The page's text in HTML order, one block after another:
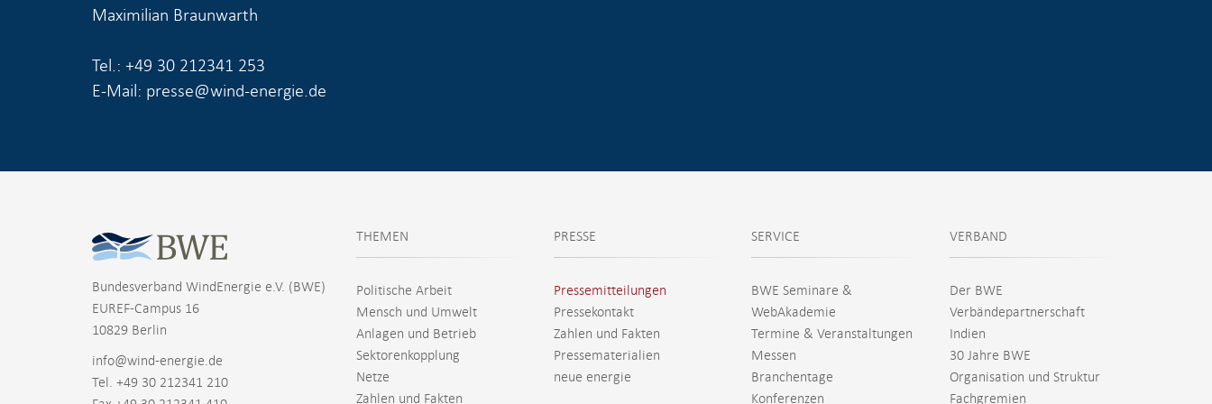
Maximilian Braunwarth
Tel.: +49 30 212341 253
E-Mail: presse@wind-energie.de
Bundesverband WindEnergie e.V. (BWE)
EUREF-Campus 16
10829 Berlin
info@wind-energie.de
Tel. +49 30 212341 210
THEMEN
Politische Arbeit
Mensch und Umwelt
Anlagen und Betrieb
Sektorenkopplung
Netze
Zahlen und Fakten
PRESSE
Pressemitteilungen
Pressekontakt
Zahlen und Fakten
Pressematerialien
neue energie
SERVICE
BWE Seminare &
WebAkademie
Termine & Veranstaltungen
Messen
Branchentage
Konferenzen
VERBAND
Der BWE
Verbändepartnerschaft
Indien
30 Jahre BWE
Organisation und Struktur
Fachgremien